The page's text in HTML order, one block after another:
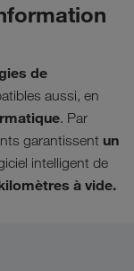
de
aussi, en
. Par
garantissent un
intelligent de
à vide.